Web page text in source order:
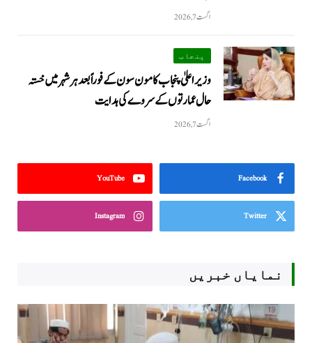
اگست 7, 2026
پنجاب
وزیراعلیٰ پنجاب کا مون سون کے فوراً بعد ہر شہر میں خستہ
حال عمارتوں کے سروے کی ہدایت
اگست 7, 2026
Facebook
YouTube
Twitter
Instagram
نمایاں خبریں